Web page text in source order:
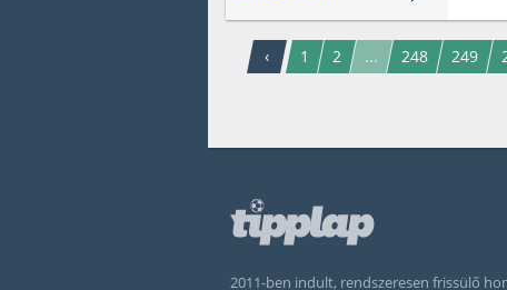
‹ 1 2 ... 248 249
2011-ben indult, rendszeresen frissülő